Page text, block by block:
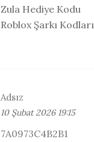
Zula Hediye Kodu
Roblox Şarkı Kodları
Adsız
10 Şubat 2026 19:15
7A0973C4B2B1